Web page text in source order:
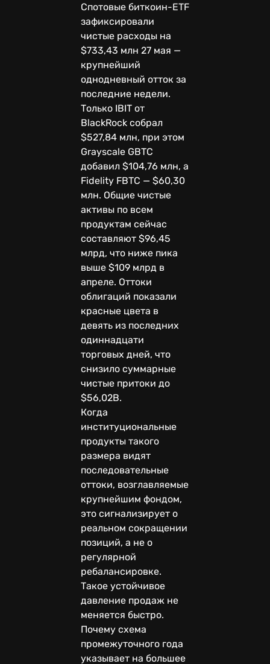
Спотовые биткоин-ETF
зафиксировали
чистые расходы на
$733,43 млн 27 мая —
крупнейший
однодневный отток за
последние недели.
Только IBIT от
BlackRock собрал
$527,84 млн, при этом
Grayscale GBTC
добавил $104,76 млн, а
Fidelity FBTC — $60,30
млн. Общие чистые
активы по всем
продуктам сейчас
составляют $96,45
млрд, что ниже пика
выше $109 млрд в
апреле. Оттоки
облигаций показали
красные цвета в
девять из последних
одиннадцати
торговых дней, что
снизило суммарные
чистые притоки до
$56,02B.
Когда
институциональные
продукты такого
размера видят
последовательные
оттоки, возглавляемые
крупнейшим фондом,
это сигнализирует о
реальном сокращении
позиций, а не о
регулярной
ребалансировке.
Такое устойчивое
давление продаж не
меняется быстро.
Почему схема
промежуточного года
указывает на большее